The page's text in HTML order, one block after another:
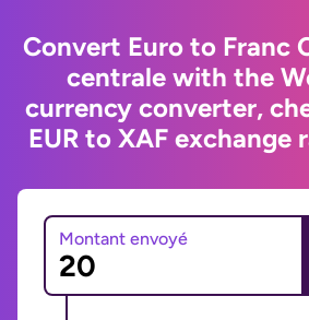
Convert Euro to Franc
centrale with the
currency converter,
EUR to XAF exchange
Montant envoyé